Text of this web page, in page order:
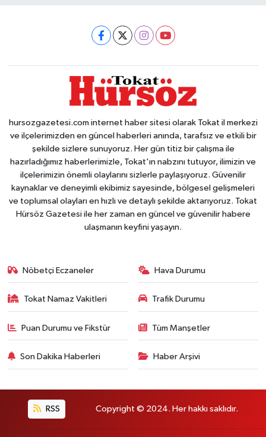
hursozgazetesi.com internet haber sitesi olarak Tokat il merkezi
ve ilçelerimizden en güncel haberleri anında, tarafsız ve etkili bir
şekilde sizlere sunuyoruz. Her gün titiz bir çalışma ile
hazırladığımız haberlerimizle, Tokat'ın nabzını tutuyor, ilimizin ve
ilçelerimizin önemli olaylarını sizlerle paylaşıyoruz. Güvenilir
kaynaklar ve deneyimli ekibimiz sayesinde, bölgesel gelişmeleri
ve toplumsal olayları en hızlı ve detaylı şekilde aktarıyoruz. Tokat
Hürsöz Gazetesi ile her zaman en güncel ve güvenilir habere
ulaşmanın keyfini yaşayın.
Nöbetçi Eczaneler Hava Durumu
Tokat Namaz Vakitleri Trafik Durumu
Puan Durumu ve Fikstür Tüm Manşetler
Son Dakika Haberleri Haber Arşivi
RSS Copyright © 2024. Her hakkı saklıdır.